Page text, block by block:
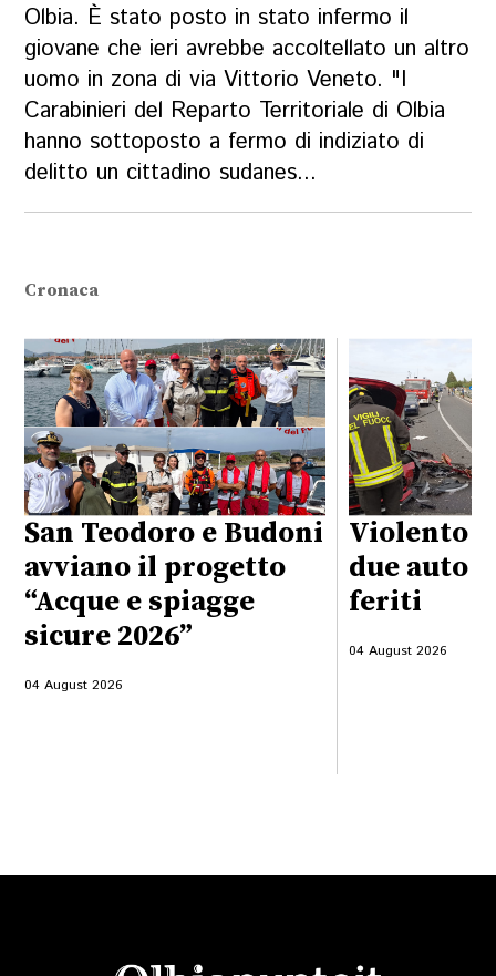
Olbia. È stato posto in stato infermo il
giovane che ieri avrebbe accoltellato un altro
uomo in zona di via Vittorio Veneto. "I
Carabinieri del Reparto Territoriale di Olbia
hanno sottoposto a fermo di indiziato di
delitto un cittadino sudanes...
Cronaca
San Teodoro e Budoni
avviano il progetto
“Acque e spiagge
sicure 2026”
04 August 2026
Violento
due auto
feriti
04 August 2026